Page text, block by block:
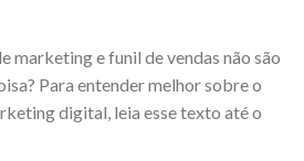
marketing e funil de vendas não são
Para entender melhor sobre o
digital, leia esse texto até o